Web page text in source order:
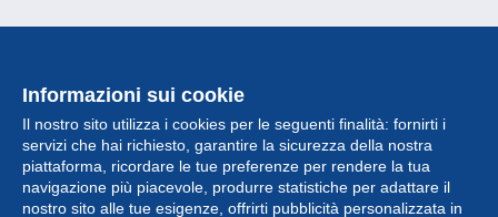
Informazioni sui cookie
Il nostro sito utilizza i cookies per le seguenti finalità: fornirti i
servizi che hai richiesto, garantire la sicurezza della nostra
piattaforma, ricordare le tue preferenze per rendere la tua
navigazione più piacevole, produrre statistiche per adattare il
nostro sito alle tue esigenze, offrirti pubblicità personalizzata in